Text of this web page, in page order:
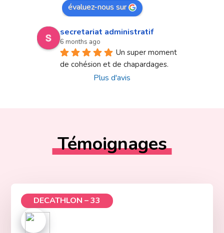
évaluez-nous sur
secretariat administratif
6 months ago
Un super moment
de cohésion et de chapardages.
Plus d'avis
Témoignages
DECATHLON – 33